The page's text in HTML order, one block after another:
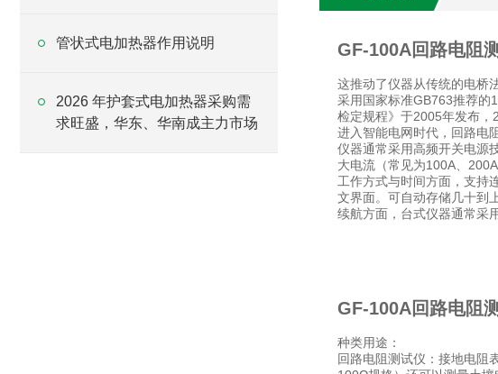
管状式电加热器作用说明
2026 年护套式电加热器采购需
求旺盛，华东、华南成主力市场
GF-100A回路电阻
这推动了仪器从传统的电桥
采用国家标准GB763推荐的
检定规程》于2005年发布，
进入智能电网时代，回路电
仪器通常采用高频开关电源
大电流（常见为100A、
工作方式与时间方面，支持
文界面。可自动存储几十到
续航方面，台式仪器通常采
GF-100A回路电阻
种类用途：
回路电阻测试仪：接地电阻